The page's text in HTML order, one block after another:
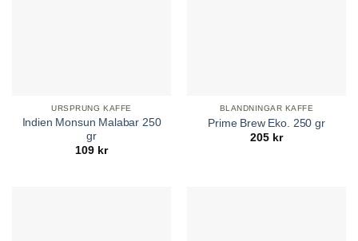
URSPRUNG KAFFE
Indien Monsun Malabar 250
gr
109 kr
BLANDNINGAR KAFFE
Prime Brew Eko. 250 gr
205 kr